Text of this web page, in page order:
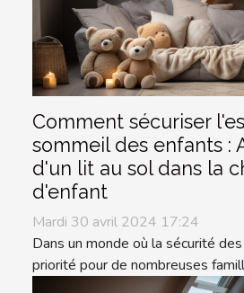
Comment sécuriser
sommeil des enfants :
d'un lit au sol dans la
d'enfant
Mardi 30 avril 2024 17:24
Dans un monde où la sécurité
priorité pour de nombreuses